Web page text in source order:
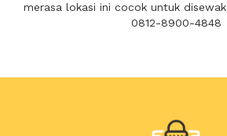
merasa lokasi ini cocok untuk
0812-8900-4848